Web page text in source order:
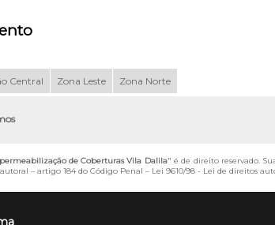
Central Zona Leste Zona Norte
de Coberturas Vila Dalila" é de direito reservado.
– artigo 184 do Código Penal – Lei 9610/98 - Lei de direitos